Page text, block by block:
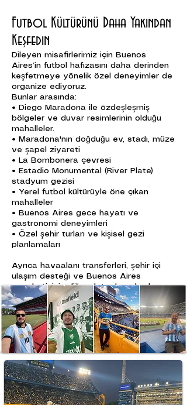
Futbol Kültürünü Daha Yakından
Keşfedin
Dileyen misafirlerimiz için Buenos
Aires’in futbol hafızasını daha derinden
keşfetmeye yönelik özel deneyimler de
organize ediyoruz.
Bunlar arasında:
• Diego Maradona ile özdeşleşmiş
bölgeler ve duvar resimlerinin olduğu
mahalleler.
• Maradona'nın doğduğu ev, stadı, müze
ve şapel ziyareti
• La Bombonera çevresi
• Estadio Monumental (River Plate)
stadyum gezisi
• Yerel futbol kültürüyle öne çıkan
mahalleler
• Buenos Aires gece hayatı ve
gastronomi deneyimleri
• Özel şehir turları ve kişisel gezi
planlamaları
Ayrıca havaalanı transferleri, şehir içi
ulaşım desteği ve Buenos Aires
seyahatinizin diğer detaylarında da
yardımcı oluyoruz.